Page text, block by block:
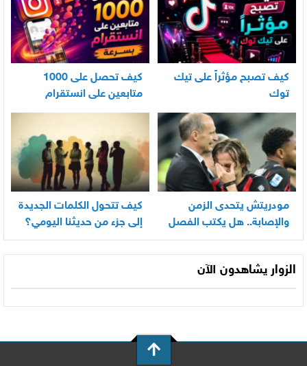
كيف تصبح مؤثراً على تيك
توك
كيف تحصل على 1000
متابعين على انستقرام
بسرعة
مودريتش يتحدى الزمن
والإصابة.. هل يكتب الفصل
الأخير في أسطورته
المونديالية؟
كيف تتحول الكلمات الجديدة
إلى جزء من حديثنا اليومي؟
الزوار يشاهدون الآن